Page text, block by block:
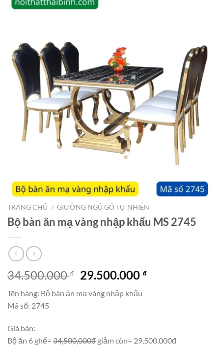
TRANG CHỦ / GIƯỜNG NGỦ GỖ TỰ NHIÊN
Bộ bàn ăn mạ vàng nhập khẩu MS 2745
34.500.000₫
Giá
là:
29.500.000 ₫Giá
Tên hàng: Bộ bàn ăn mạ vàng nhập khẩu
Mã số: 2745
Giá bán:
Bộ ăn 6 ghế= 34,500,000đ giảm còn= 29,500,000đ